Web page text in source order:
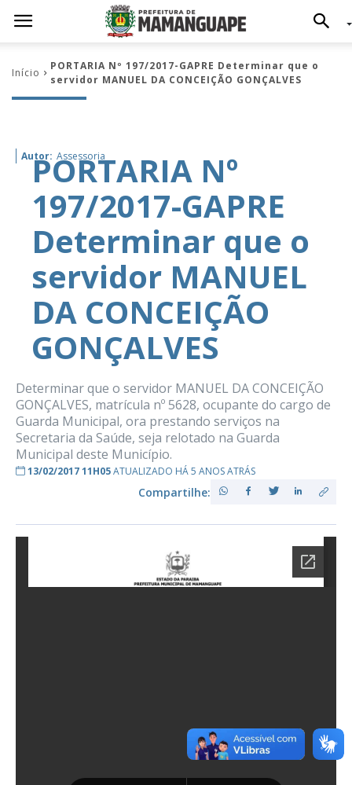
Início
PORTARIA Nº 197/2017-GAPRE Determinar que o
servidor MANUEL DA CONCEIÇÃO GONÇALVES
Autor: Assessoria
PORTARIA Nº
197/2017-GAPRE
Determinar que o
servidor MANUEL
DA CONCEIÇÃO
GONÇALVES
Determinar que o servidor MANUEL DA CONCEIÇÃO
GONÇALVES, matrícula nº 5628, ocupante do cargo de
Guarda Municipal, ora prestando serviços na
Secretaria da Saúde, seja relotado na Guarda
Municipal deste Município.
13/02/2017 11H05ATUALIZADO HÁ 5 ANOS ATRÁS
Compartilhe: